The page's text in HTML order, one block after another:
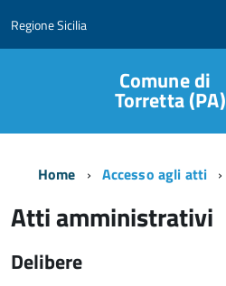
Regione Sicilia
Comune di
Torretta (PA)
Home Accesso agli atti
Atti amministrativi
Delibere